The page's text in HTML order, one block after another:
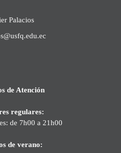
Palacios
de Atención
regulares:
de 7h00 a 21h00
de verano: